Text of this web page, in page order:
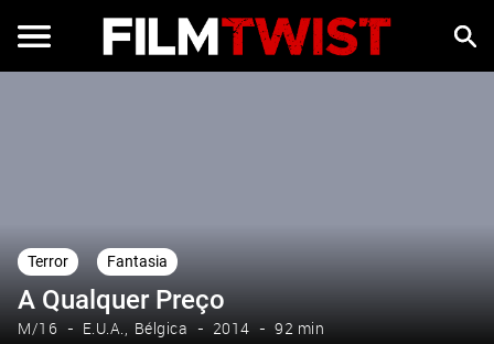
Terror Fantasia
A Qualquer Preço
M/16 E.U.A. Bélgica 2014 92 min